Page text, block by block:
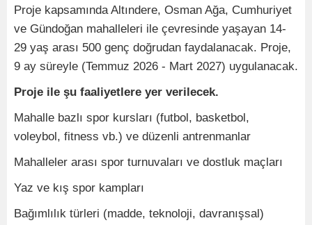
Proje kapsamında Altındere, Osman Ağa, Cumhuriyet
ve Gündoğan mahalleleri ile çevresinde yaşayan 14-
29 yaş arası 500 genç doğrudan faydalanacak. Proje,
9 ay süreyle (Temmuz 2026 - Mart 2027) uygulanacak.
Proje ile şu faaliyetlere yer verilecek.
Mahalle bazlı spor kursları (futbol, basketbol,
voleybol, fitness vb.) ve düzenli antrenmanlar
Mahalleler arası spor turnuvaları ve dostluk maçları
Yaz ve kış spor kampları
Bağımlılık türleri (madde, teknoloji, davranışsal)